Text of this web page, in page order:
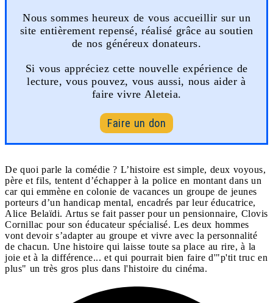
Nous sommes heureux de vous accueillir sur un
site entièrement repensé, réalisé grâce au soutien
de nos généreux donateurs.
Si vous appréciez cette nouvelle expérience de
lecture, vous pouvez, vous aussi, nous aider à
faire vivre Aleteia.
Faire un don
De quoi parle la comédie ? L’histoire est simple, deux voyous,
père et fils, tentent d’échapper à la police en montant dans un
car qui emmène en colonie de vacances un groupe de jeunes
porteurs d’un handicap mental, encadrés par leur éducatrice,
Alice Belaïdi. Artus se fait passer pour un pensionnaire, Clovis
Cornillac pour son éducateur spécialisé. Les deux hommes
vont devoir s’adapter au groupe et vivre avec la personnalité
de chacun. Une histoire qui laisse toute sa place au rire, à la
joie et à la différence... et qui pourrait bien faire d'"p'tit truc en
plus" un très gros plus dans l'histoire du cinéma.